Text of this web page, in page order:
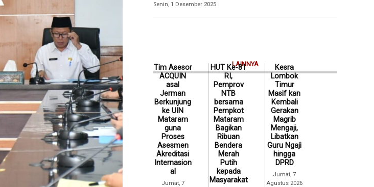
Senin, 1 Desember 2025
LAINNYA
Tim Asesor
ACQUIN
asal
Jerman
Berkunjung
ke UIN
Mataram
guna
Proses
Asesmen
Akreditasi
Internasion
al
Jumat, 7
HUT Ke-81
RI,
Pemprov
NTB
bersama
Pempkot
Mataram
Bagikan
Ribuan
Bendera
Merah
Putih
kepada
Masyarakat
Kesra
Lombok
Timur
Masif kan
Kembali
Gerakan
Magrib
Mengaji,
Libatkan
Guru Ngaji
hingga
DPRD
Jumat, 7
Agustus 2026